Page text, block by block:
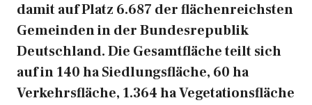
damit auf Platz 6.687 der flächenreichsten
Gemeinden in der Bundesrepublik
Deutschland. Die Gesamtfläche teilt sich
auf in 140 ha Siedlungsfläche, 60 ha
Verkehrsfläche, 1.364 ha Vegetationsfläche